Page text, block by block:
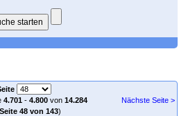
4.701- 4.800von 14.284
Seite 48 von 143)
Nächste Seite >